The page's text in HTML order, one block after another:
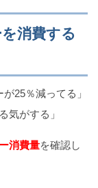
法！トーク履歴
を変える方法
消費する
25％減ってる」
気がする」
消費量を確認し